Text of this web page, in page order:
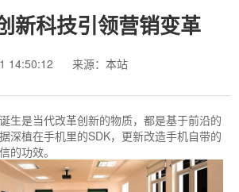
新科技引领营销变革
14:50:12
来源：本站
生是当代改革创新的物质，都是基于前沿的
深植在手机里的SDK，更新改造手机自带的
的功效。